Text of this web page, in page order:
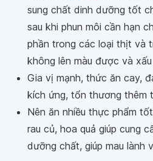
sung chất dinh dưỡng tốt
sau khi phun môi cần hạn
phần trong các loại thịt và
không lên màu được và
Gia vị mạnh, thức ăn cay,
kích ứng, tổn thương thêm
Nên ăn nhiều thực phẩm
rau củ, hoa quả giúp cung
dưỡng chất, giúp mau lành